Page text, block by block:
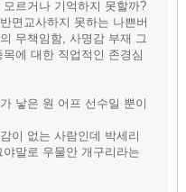
르거나 기억하지 못할까?
면교사하지 못하는 나쁜버
무책임함, 사명감 부재 그
에 대한 직업적인 존경심
낳은 원 어프 선수일 뿐이
이 없는 사람인데 박세리
말로 우물안 개구리라는